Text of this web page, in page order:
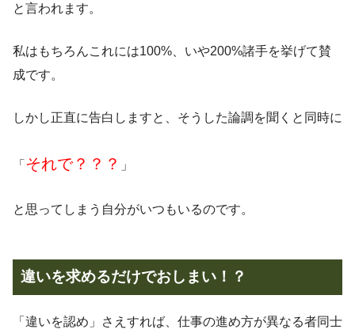
と言われます。
私はもちろんこれには100%、いや200%諸手を挙げて賛
成です。
しかし正直に告白しますと、そうした論調を聞くと同時に
「 それで？？？ 」
と思ってしまう自分がいつもいるのです。
違いを求めるだけでおしまい！？
「違いを認め」さえすれば、仕事の進め方が異なる者同士